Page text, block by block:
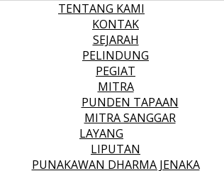
TENTANG KAMI
KONTAK
SEJARAH
PELINDUNG
PEGIAT
MITRA
PUNDEN TAPAAN
MITRA SANGGAR
LAYANG
LIPUTAN
PUNAKAWAN DHARMA JENAKA